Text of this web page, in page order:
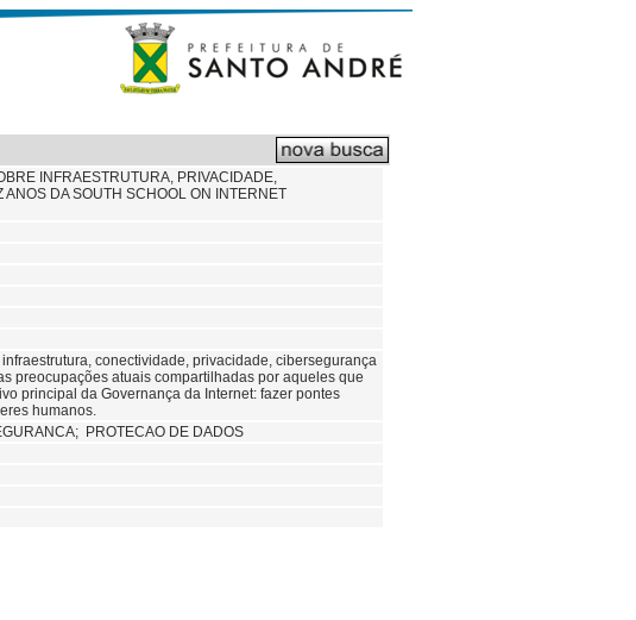
INFRAESTRUTURA, PRIVACIDADE,
DA SOUTH SCHOOL ON INTERNET
conectividade, privacidade, cibersegurança
preocupações atuais compartilhadas por aqueles que
principal da Governança da Internet: fazer pontes
humanos.
PROTECAO DE DADOS